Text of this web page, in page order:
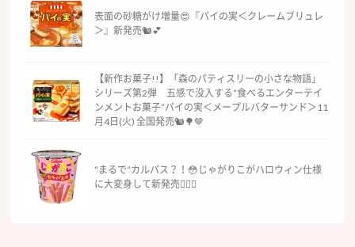
表面の砂糖がけ増量😍『パイの実＜クレームブリュレ
＞』新発売🐿💕
【新作お菓子!!】「森のパティスリーの小さな物語」
シリーズ第2弾 五感で没入する“食べるエンターテイ
ンメントお菓子”パイの実＜メープルバターサンド＞11
月4日(火) 全国発売🐿🌳🤎
“まるで”カルパス？！😳じゃがりこがハロウィン仕様
に大変身して新発売🧛‍♀️✨